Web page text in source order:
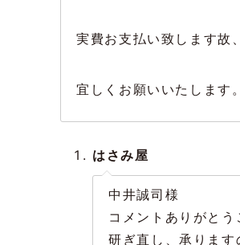
実費お支払い致します故
宜しくお願いいたします。
はさみ屋
中井誠司様
コメントありがとう
研ぎ直し、承ります